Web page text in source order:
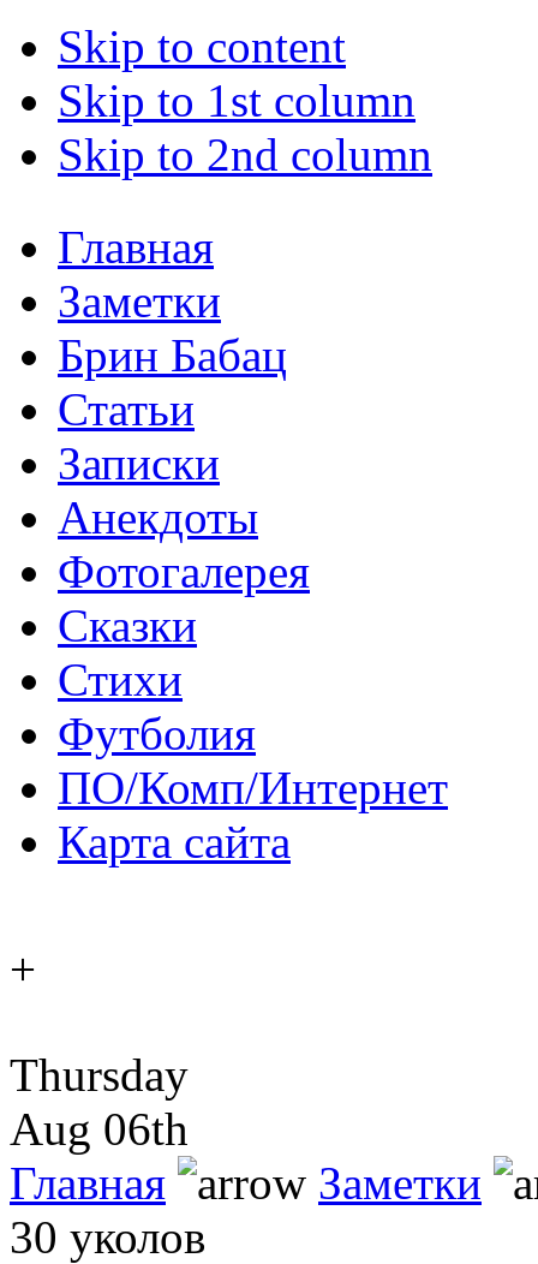
Skip to content
Skip to 1st column
Skip to 2nd column
Главная
Заметки
Брин Бабац
Статьи
Записки
Анекдоты
Фотогалерея
Сказки
Стихи
Футболия
ПО/Комп/Интернет
Карта сайта
+
Thursday
Aug 06th
Главная
Заметки
30 уколов